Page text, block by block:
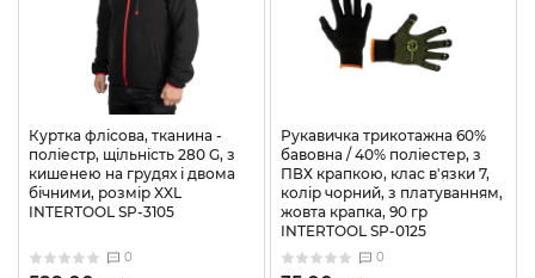
Куртка флісова, тканина -
поліестр, щільність 280 G, з
кишенею на грудях і двома
бічними, розмір XXL
INTERTOOL SP-3105
0
Рукавичка трикотажна 60%
бавовна / 40% поліестер, з
ПВХ крапкою, клас в'язки 7,
колір чорний, з платуванням,
жовта крапка, 90 гр
INTERTOOL SP-0125
0